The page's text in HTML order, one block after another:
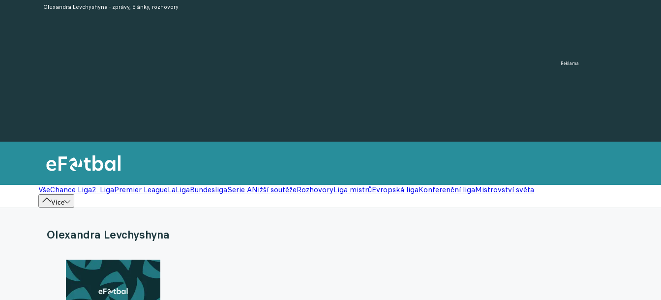
Reklama
VšeChance Liga2. LigaPremier LeagueLaLigaBundesligaSerie ANižší soutěžeRozhovoryLiga mistrůEvropská ligaKonferenční ligaMistrovství světa
Více
Olexandra Levchyshyna - zprávy, články, rozhovory
Olexandra Levchyshyna